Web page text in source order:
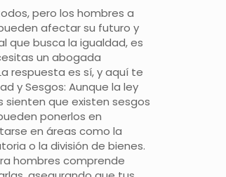
pero los hombres a
afectar su futuro y
que busca la igualdad, es
un abogada
respuesta es sí, y aquí te
y Sesgos: Aunque la ley
sienten que existen sesgos
ponerlos en
en áreas como la
o la división de bienes.
hombres comprende
Fax. 918004073 •
pilar@abogadafamilia.com